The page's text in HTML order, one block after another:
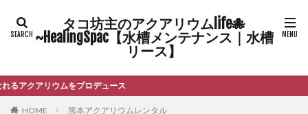
タコ坊主のアクアリウムlife🐙
~HealingSpac【水槽メンテナンス｜水槽
リース】
アクアリウムをプロデュース
HOME 熊本アクアリウムレンタル